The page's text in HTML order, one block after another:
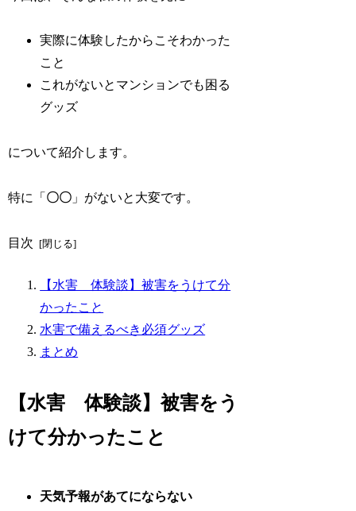
実際に体験したからこそわかった
こと
これがないとマンションでも困る
グッズ
について紹介します。
特に「 〇〇 」がないと大変です。
目次
【水害 体験談】被害をうけて分
かったこと
水害で備えるべき必須グッズ
まとめ
【水害 体験談】被害をう
けて分かったこと
天気予報があてにならない